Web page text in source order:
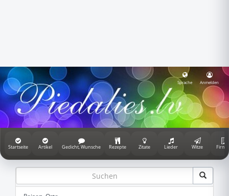
Sprache Anmelden
Startseite Artikel Gedicht, Wunsche Rezepte Zitate Lieder Witze